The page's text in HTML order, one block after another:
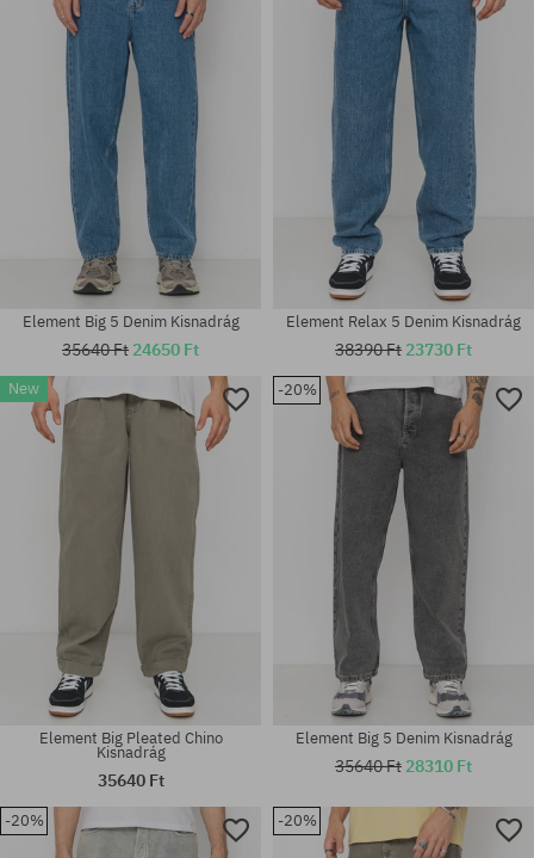
Elérhető méretek:
Elérhető méretek:
Elérhető méretek:
Element Big 5 Denim Kisnadrág
35640 Ft 24650 Ft
Elérhető méretek:
Element Relax 5 Denim Kisnadrág
38390 Ft 23730 Ft
New
Element Big Pleated Chino
Kisnadrág
35640 Ft
-20%
Element Big 5 Denim Kisnadrág
35640 Ft 28310 Ft
-20% -20%